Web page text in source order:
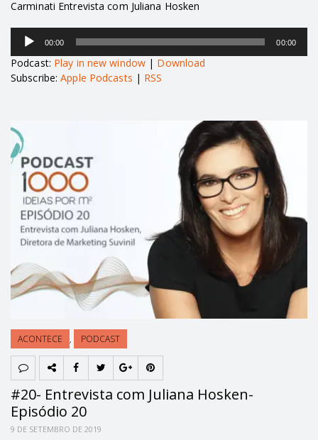
Carminati Entrevista com Juliana Hosken
Tocador
áudio
00:00 00:00
Podcast: Play in new window | Download
Subscribe:Apple Podcasts | RSS
ACONTECE , PODCAST
#20- Entrevista com Juliana Hosken-
Episódio 20
9 DE SETEMBRO DE 2019